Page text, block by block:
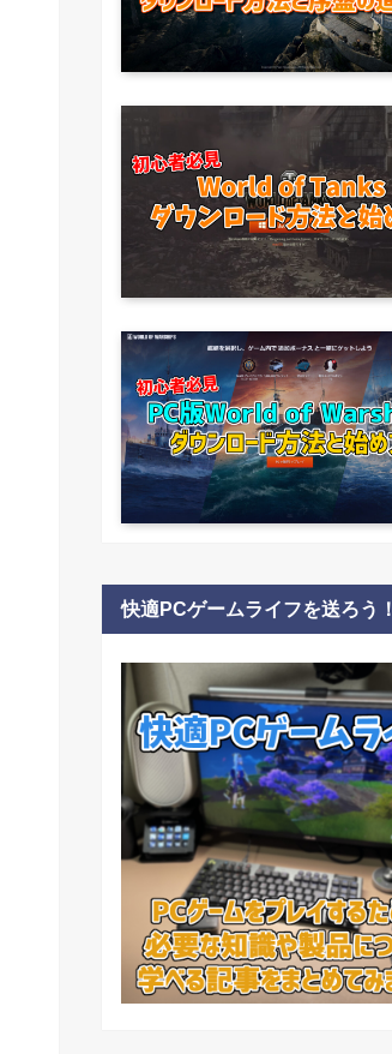
快適PCゲームライフを送ろう！